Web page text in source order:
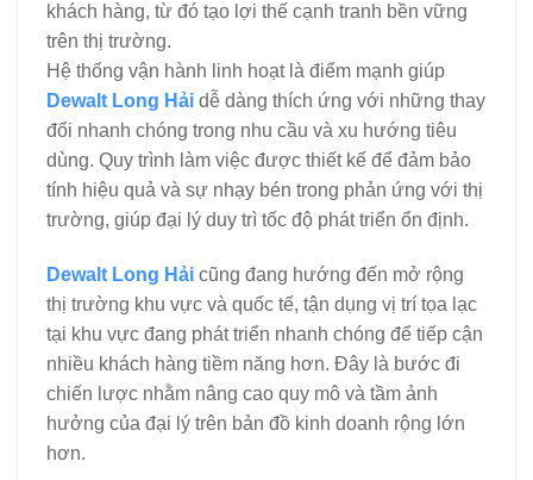
khách hàng, từ đó tạo lợi thế cạnh tranh bền vững
trên thị trường.
Hệ thống vận hành linh hoạt là điểm mạnh giúp
Dewalt Long Hải dễ dàng thích ứng với những thay
đổi nhanh chóng trong nhu cầu và xu hướng tiêu
dùng. Quy trình làm việc được thiết kế để đảm bảo
tính hiệu quả và sự nhạy bén trong phản ứng với thị
trường, giúp đại lý duy trì tốc độ phát triển ổn định.
Dewalt Long Hải cũng đang hướng đến mở rộng
thị trường khu vực và quốc tế, tận dụng vị trí tọa lạc
tại khu vực đang phát triển nhanh chóng để tiếp cận
nhiều khách hàng tiềm năng hơn. Đây là bước đi
chiến lược nhằm nâng cao quy mô và tầm ảnh
hưởng của đại lý trên bản đồ kinh doanh rộng lớn
hơn.